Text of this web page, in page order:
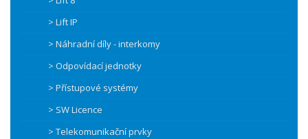
> Lift IP
> Náhradní díly - interkomy
> Odpovídací jednotky
> Přístupové systémy
> SW Licence
> Telekomunikační prvky